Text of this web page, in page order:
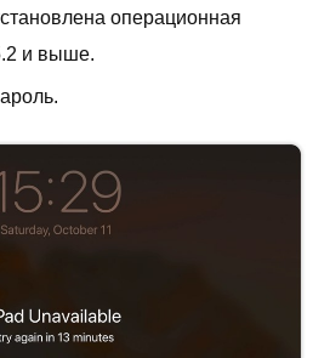
​​операционная
и выше.